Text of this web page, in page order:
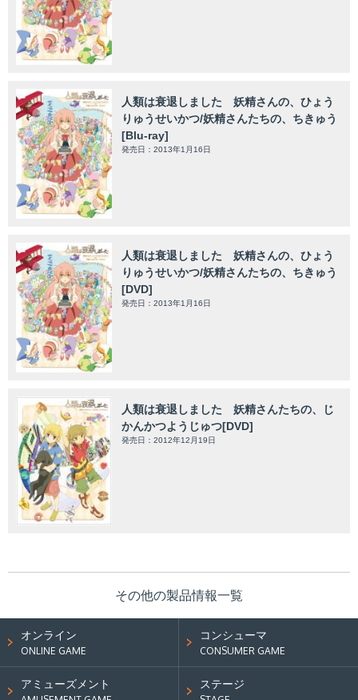
人類は衰退しました 妖精さんの、ひょう
りゅうせいかつ/妖精さんたちの、ちきゅう
[Blu-ray]
発売日：2013年1月16日
人類は衰退しました 妖精さんの、ひょう
りゅうせいかつ/妖精さんたちの、ちきゅう
[DVD]
発売日：2013年1月16日
人類は衰退しました 妖精さんたちの、じ
かんかつようじゅつ[DVD]
発売日：2012年12月19日
その他の製品情報一覧
オンライン
ONLINE GAME
コンシューマ
CONSUMER GAME
アミューズメント ステージ